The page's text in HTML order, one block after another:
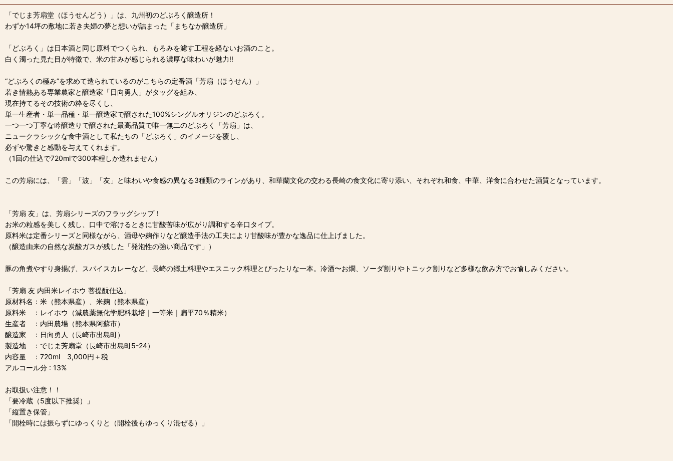
「でじま芳扇堂（ほうせんどう）」は、九州初のどぶろく醸造所！
わずか14坪の敷地に若き夫婦の夢と想いが詰まった「まちなか醸造所」
「どぶろく」は日本酒と同じ原料でつくられ、もろみを濾す工程を経ないお酒のこと。
白く濁った見た目が特徴で、米の甘みが感じられる濃厚な味わいが魅力!!
“どぶろくの極み”を求めて造られているのがこちらの定番酒「芳扇（ほうせん）」
若き情熱ある専業農家と醸造家「日向勇人」がタッグを組み、
現在持てるその技術の粋を尽くし、
単一生産者・単一品種・単一醸造家で醸された100%シングルオリジンのどぶろく。
一つ一つ丁寧な吟醸造りで醸された最高品質で唯一無二のどぶろく「芳扇」は、
ニュークラシックな食中酒として私たちの「どぶろく」のイメージを覆し、
必ずや驚きと感動を与えてくれます。
（1回の仕込で720mlで300本程しか造れません）
この芳扇には、「雲」「波」「友」と味わいや食感の異なる3種類のラインがあり、和華蘭文化の交わる長崎の食文化に寄り添い、それぞれ和食、中華、洋食に合わせた酒質となっています。
「芳扇 友」は、芳扇シリーズのフラッグシップ！
お米の粒感を美しく残し、口中で溶けるときに甘酸苦味が広がり調和する辛口タイプ。
原料米は定番シリーズと同様ながら、酒母や麹作りなど醸造手法の工夫により甘酸味が豊かな逸品に仕上げました。
（醸造由来の自然な炭酸ガスが残した「発泡性の強い商品です」）
豚の角煮やすり身揚げ、スパイスカレーなど、⻑崎の郷土料理やエスニック料理とぴったりな一本。冷酒〜お燗、ソーダ割りやトニック割りなど多様な飲み方でお愉しみください。
「芳扇 友 内田米レイホウ 菩提酛仕込」
原材料名：米（熊本県産）、米麹（熊本県産）
原料米 ：レイホウ（減農薬無化学肥料栽培｜一等米｜扁平70％精米）
生産者 ：内田農場（熊本県阿蘇市）
醸造家 ：日向勇人（長崎市出島町）
製造地 ：でじま芳扇堂（長崎市出島町5-24）
内容量 ：720ml 3,000円＋税
アルコール分 : 13%
お取扱い注意！！
「要冷蔵（5度以下推奨）」
「縦置き保管」
「開栓時には振らずにゆっくりと（開栓後もゆっくり混ぜる）」